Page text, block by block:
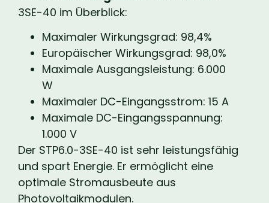
3SE-40 im Überblick:
Maximaler Wirkungsgrad: 98,4%
Europäischer Wirkungsgrad: 98,0%
Maximale Ausgangsleistung: 6.000
W
Maximaler DC-Eingangsstrom: 15 A
Maximale DC-Eingangsspannung:
1.000 V
Der STP6.0-3SE-40 ist sehr leistungsfähig
und spart Energie. Er ermöglicht eine
optimale Stromausbeute aus
Photovoltaikmodulen.